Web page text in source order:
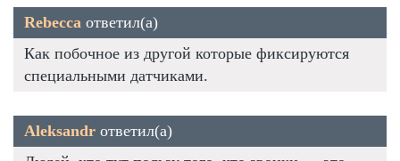
Rebecca ответил(а)
Как побочное из другой которые фиксируются
специальными датчиками.
Aleksandr ответил(а)